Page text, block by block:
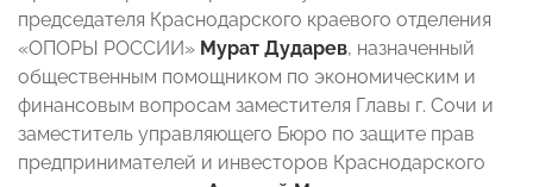
председателя Краснодарского краевого отделения
«ОПОРЫ РОССИИ» Мурат Дударев, назначенный
общественным помощником по экономическим и
финансовым вопросам заместителя Главы г. Сочи и
заместитель управляющего Бюро по защите прав
предпринимателей и инвесторов Краснодарского